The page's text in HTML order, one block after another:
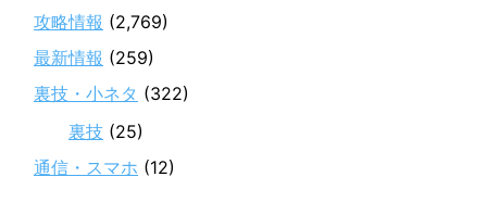
攻略情報 (2,769)
最新情報 (259)
裏技・小ネタ (322)
裏技 (25)
通信・スマホ (12)